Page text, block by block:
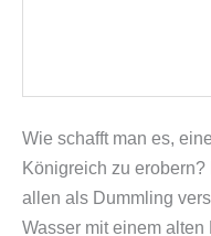
Wie schafft man es,
Königreich zu
allen als Dummling
Wasser mit einem